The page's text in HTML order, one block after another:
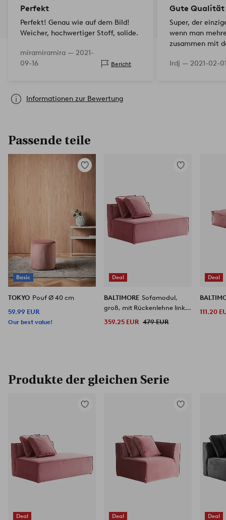
Perfekt
Perfekt! Genau wie auf dem Bild!
Weicher, hochwertiger Stoff, solide.
miramiramira — 2021-
09-16
Bericht
Gute Qualität
Super, der
wenn man
zusammen mit
Irdj — 2021-02-
Informationen zur Bewertung
Passende teile
Basic
Zu
TOKYO Pouf Ø 40 cm
59.99 EUR
Our best value!
Deal
Zu
BALTIMORE Sofamodul,
groß, mit Rückenlehne links
359.25 EUR 479 EUR
Deal
111.20
Produkte der gleichen Serie
Deal
Zu
Deal
Zu
Deal